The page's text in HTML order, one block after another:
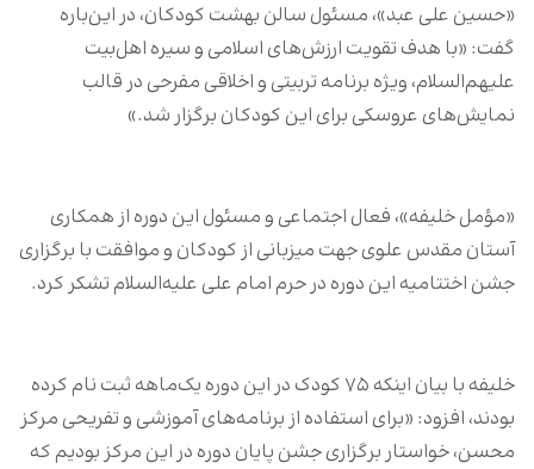
«حسین علی عبد»، مسئول سالن بهشت کودکان، در این‌باره
گفت: «با هدف تقویت ارزش‌های اسلامی و سیره اهل‌بیت
علیهم‌السلام، ویژه برنامه‌ تربیتی و اخلاقی مفرحی در قالب
نمایش‌های‌ عروسکی برای این کودکان برگزار شد.»
«مؤمل خلیفه»، فعال اجتماعی و مسئول این دوره از همکاری
آستان مقدس علوی جهت میزبانی از کودکان و موافقت با برگزاری
جشن اختتامیه این دوره در حرم امام علی علیه‌السلام تشکر کرد.
خلیفه با بیان اینکه ۷۵ کودک در این دوره یک‌ماهه ثبت نام کرده
بودند، افزود: «برای استفاده از برنامه‌های آموزشی و تفریحی مرکز
محسن، خواستار برگزاری جشن پایان دوره در این مرکز بودیم که